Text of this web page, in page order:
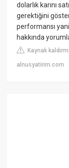
dolarlık karını
gerektiğini
performansı
hakkında
Kaynak
alnusyatirim.com